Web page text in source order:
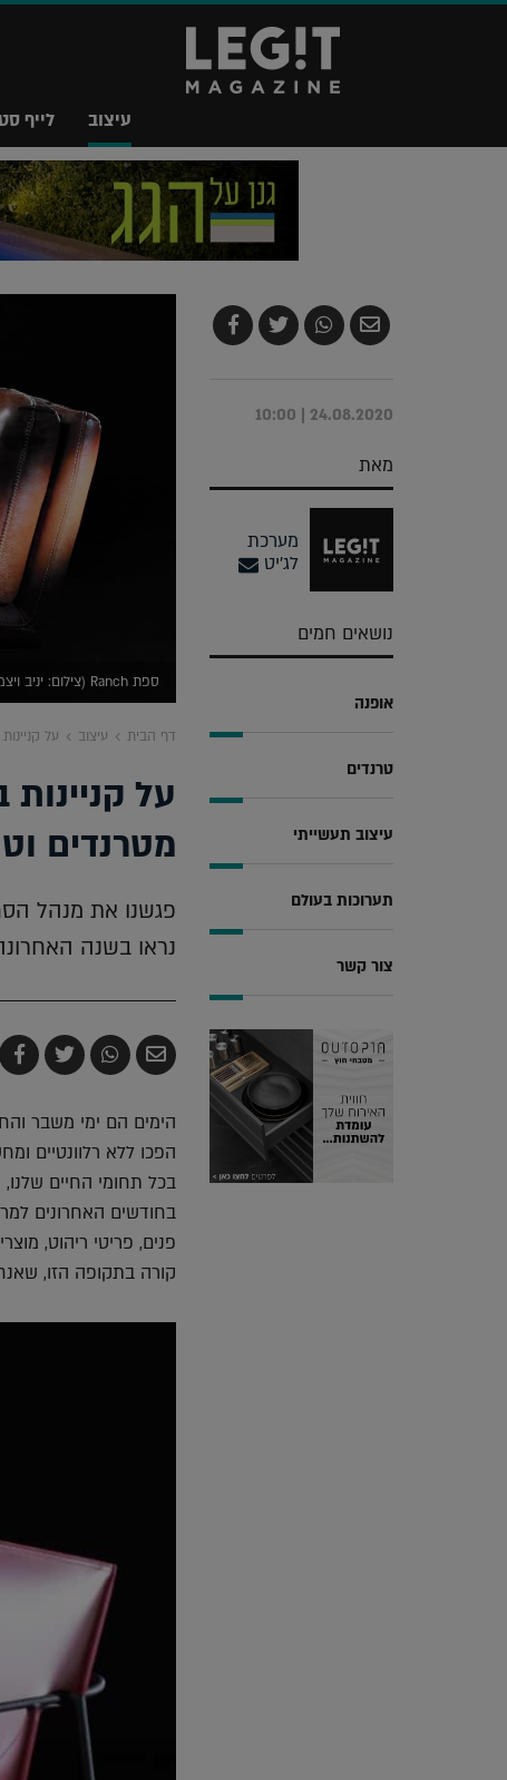
עיצוב לייף
ספת Ranch (צילום: יניב ויצמן)
דף הבית עיצוב על
על
מטרנדים
נראו בשנה
שלח
בדואר
שתף
ב-
צייץ
ב-
ב-
הימים הם ימי משבר
הפכו ללא רלוונטיים
בכל תחומי החיים
בחודשים האחרונים
פנים, פריטי ריהוט,
קורה בתקופה הזו,
שלח
בדואר
שתף
ב-
צייץ
ב-
שתף
ב-
24.08.2020 | 10:00
מאת
מערכת
לג'יט
נושאים חמים
אופנה
טרנדים
עיצוב תעשייתי
תערוכות בעולם
צור קשר